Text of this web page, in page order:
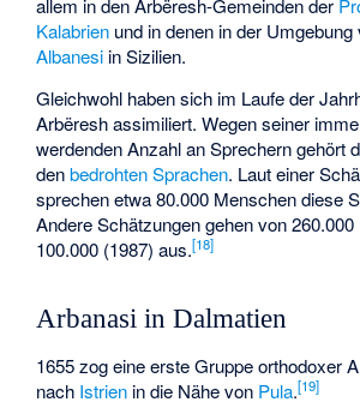
allem in den Arbëresh-Gemeinden der
Kalabrien und in denen in der Umgebung
Albanesi in Sizilien.
Gleichwohl haben sich im Laufe der
Arbëresh assimiliert. Wegen seiner
werdenden Anzahl an Sprechern gehört
denbedrohten Sprachen. Laut einer
sprechen etwa 80.000 Menschen diese
Andere Schätzungen gehen von 260.000
100.000 (1987) aus.[18]
Arbanasi in Dalmatien
1655 zog eine erste Gruppe orthodoxer
nach Istrien in die Nähe von Pula.[19]